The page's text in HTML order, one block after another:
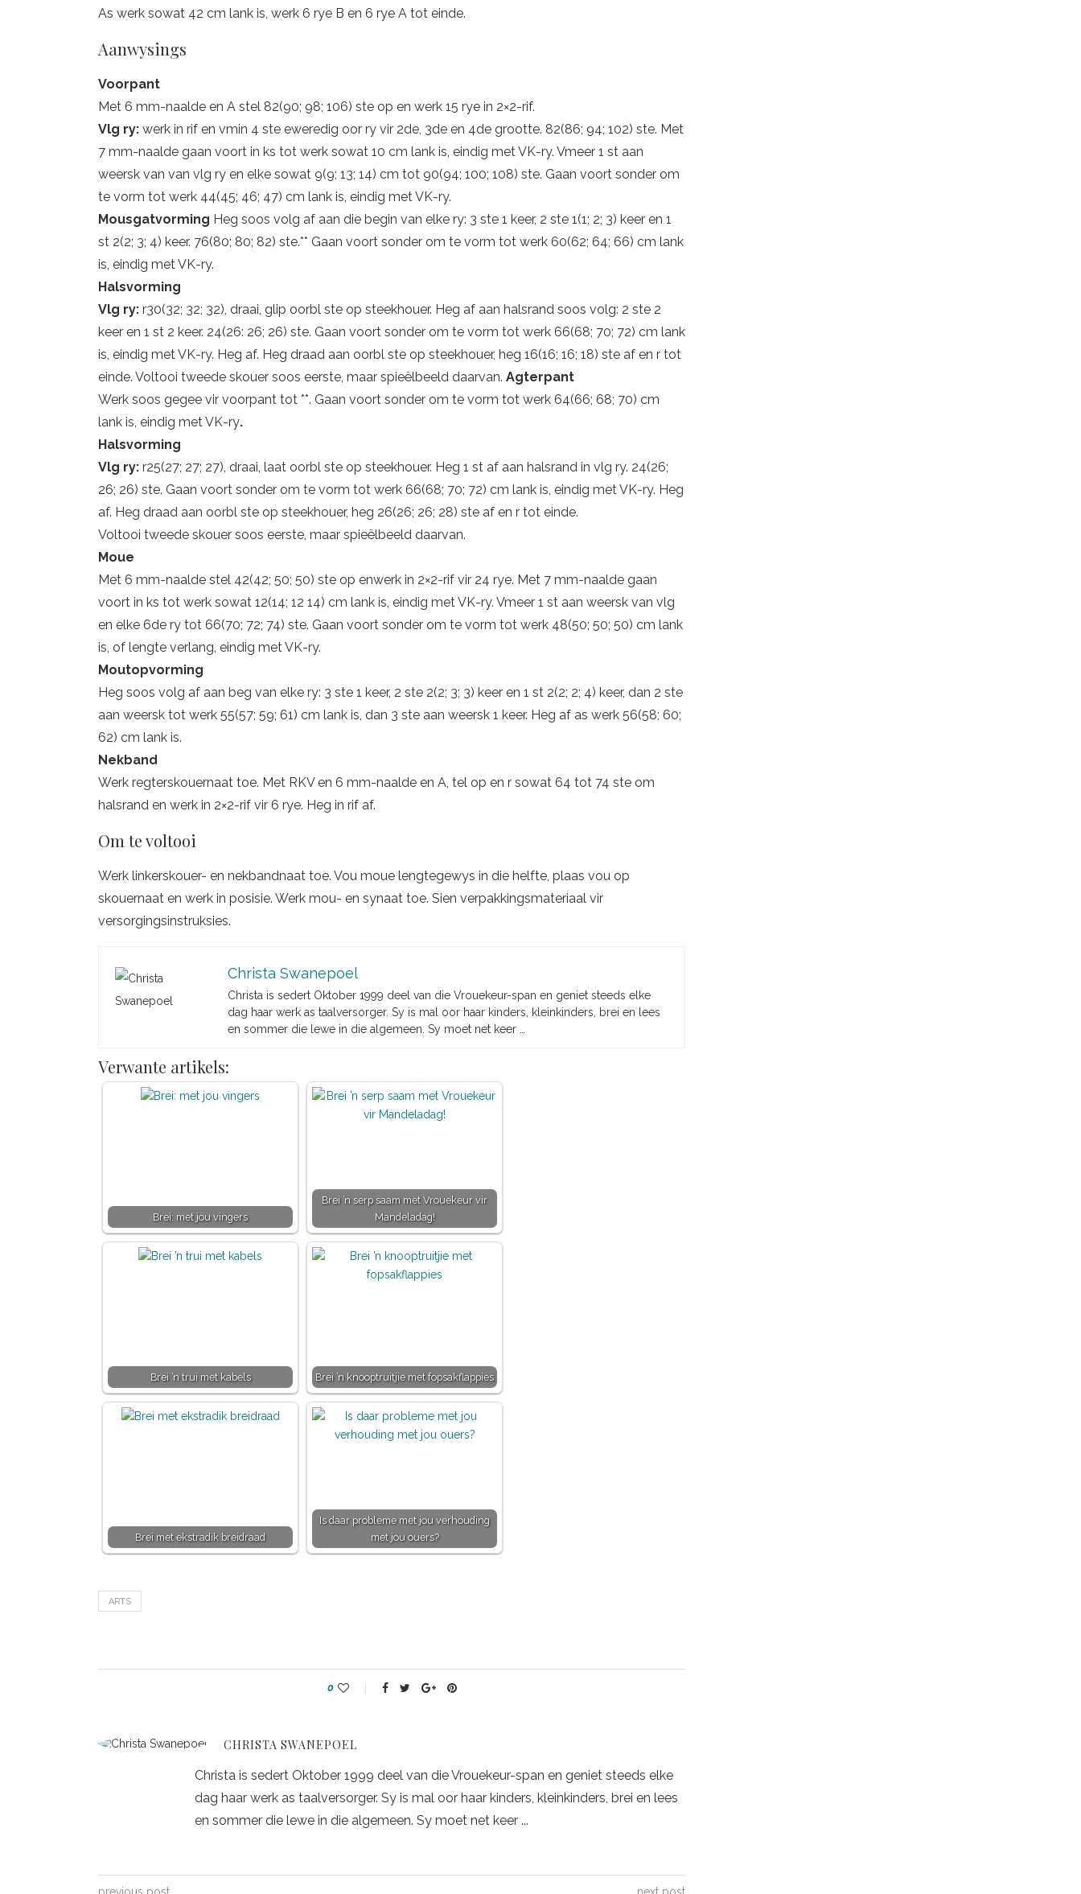
As werk sowat 42 cm lank is, werk 6 rye B en 6 rye A tot einde.
Aanwysings
Voorpant
Met 6 mm-naalde en A stel 82(90; 98; 106) ste op en werk 15 rye in 2×2-rif.
Vlg ry: werk in rif en vmin 4 ste eweredig oor ry vir 2de, 3de en 4de grootte. 82(86; 94; 102) ste. Met
7 mm-naalde gaan voort in ks tot werk sowat 10 cm lank is, eindig met VK-ry. Vmeer 1 st aan
weersk van van vlg ry en elke sowat 9(9; 13; 14) cm tot 90(94; 100; 108) ste. Gaan voort sonder om
te vorm tot werk 44(45; 46; 47) cm lank is, eindig met VK-ry.
Mousgatvorming Heg soos volg af aan die begin van elke ry: 3 ste 1 keer, 2 ste 1(1; 2; 3) keer en 1
st 2(2; 3; 4) keer. 76(80; 80; 82) ste.** Gaan voort sonder om te vorm tot werk 60(62; 64; 66) cm lank
is, eindig met VK-ry.
Halsvorming
Vlg ry: r30(32; 32; 32), draai, glip oorbl ste op steekhouer. Heg af aan halsrand soos volg: 2 ste 2
keer en 1 st 2 keer. 24(26: 26; 26) ste. Gaan voort sonder om te vorm tot werk 66(68; 70; 72) cm lank
is, eindig met VK-ry. Heg af. Heg draad aan oorbl ste op steekhouer, heg 16(16; 16; 18) ste af en r tot
einde. Voltooi tweede skouer soos eerste, maar spieëlbeeld daarvan. Agterpant
Werk soos gegee vir voorpant tot **. Gaan voort sonder om te vorm tot werk 64(66; 68; 70) cm
lank is, eindig met VK-ry.
Halsvorming
Vlg ry: r25(27; 27; 27), draai, laat oorbl ste op steekhouer. Heg 1 st af aan halsrand in vlg ry. 24(26;
26; 26) ste. Gaan voort sonder om te vorm tot werk 66(68; 70; 72) cm lank is, eindig met VK-ry. Heg
af. Heg draad aan oorbl ste op steekhouer, heg 26(26; 26; 28) ste af en r tot einde.
Voltooi tweede skouer soos eerste, maar spieëlbeeld daarvan.
Moue
Met 6 mm-naalde stel 42(42; 50; 50) ste op enwerk in 2×2-rif vir 24 rye. Met 7 mm-naalde gaan
voort in ks tot werk sowat 12(14; 12 14) cm lank is, eindig met VK-ry. Vmeer 1 st aan weersk van vlg
en elke 6de ry tot 66(70; 72; 74) ste. Gaan voort sonder om te vorm tot werk 48(50; 50; 50) cm lank
is, of lengte verlang, eindig met VK-ry.
Moutopvorming
Heg soos volg af aan beg van elke ry: 3 ste 1 keer, 2 ste 2(2; 3; 3) keer en 1 st 2(2; 2; 4) keer, dan 2 ste
aan weersk tot werk 55(57; 59; 61) cm lank is, dan 3 ste aan weersk 1 keer. Heg af as werk 56(58; 60;
62) cm lank is.
Nekband
Werk regterskouernaat toe. Met RKV en 6 mm-naalde en A, tel op en r sowat 64 tot 74 ste om
halsrand en werk in 2×2-rif vir 6 rye. Heg in rif af.
Om te voltooi
Werk linkerskouer- en nekbandnaat toe. Vou moue lengtegewys in die helfte, plaas vou op
skouernaat en werk in posisie. Werk mou- en synaat toe. Sien verpakkingsmateriaal vir
versorgingsinstruksies.
Christa Swanepoel
Christa is sedert Oktober 1999 deel van die Vrouekeur-span en geniet steeds elke
dag haar werk as taalversorger. Sy is mal oor haar kinders, kleinkinders, brei en lees
en sommer die lewe in die algemeen. Sy moet net keer …
Verwante artikels:
Brei: met jou vingers
Brei ’n serp saam met Vrouekeur vir
Mandeladag!
Brei ’n trui met kabels Brei ’n knooptruitjie met fopsakflappies
Brei met ekstradik breidraad
Is daar probleme met jou verhouding
met jou ouers?
ARTS
0
CHRISTA SWANEPOEL
Christa is sedert Oktober 1999 deel van die Vrouekeur-span en geniet steeds elke
dag haar werk as taalversorger. Sy is mal oor haar kinders, kleinkinders, brei en lees
en sommer die lewe in die algemeen. Sy moet net keer ...